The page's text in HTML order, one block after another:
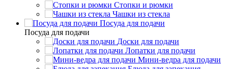
Стопки и рюмки
Чашки из стекла
Посуда для подачи
Посуда для подачи
Доски для подачи
Лопатки для подачи
Мини-ведра для подачи